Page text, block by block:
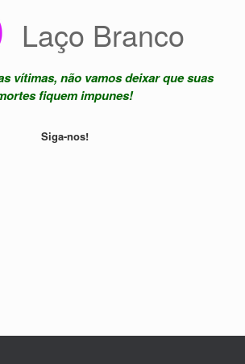
Laço Branco
vítimas, não vamos deixar que suas
fiquem impunes!
Siga-nos!